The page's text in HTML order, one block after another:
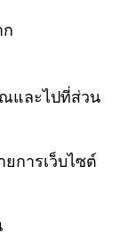
ก
ณและไปที่ส่วน
ยการเว็บไซต์